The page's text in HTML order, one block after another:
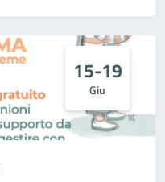
15-19
Giu